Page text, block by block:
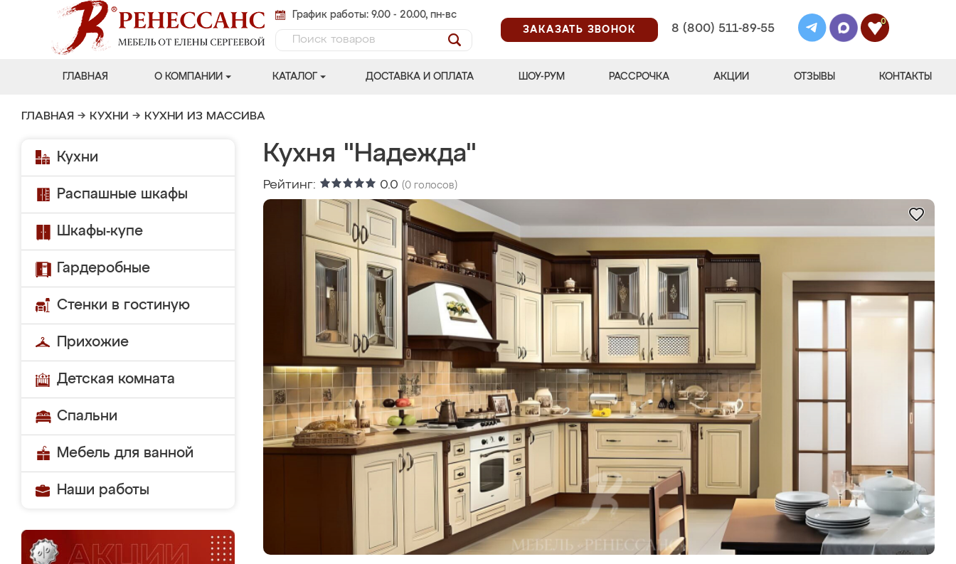
График работы: 9.00 - 20.00, пн-вс
ЗАКАЗАТЬ ЗВОНОК
8 (800) 511-89-55
0
ГЛАВНАЯ О КОМПАНИИ КАТАЛОГ ДОСТАВКА И ОПЛАТА ШОУ-РУМ РАССРОЧКА АКЦИИ ОТЗЫВЫ КОНТАКТЫ
ГЛАВНАЯ → КУХНИ → КУХНИ ИЗ МАССИВА
Кухни
Распашные шкафы
Шкафы-купе
Гардеробные
Стенки в гостиную
Прихожие
Детская комната
Спальни
Мебель для ванной
Наши работы
Кухня "Надежда"
Рейтинг: 0.0 (0 голосов)